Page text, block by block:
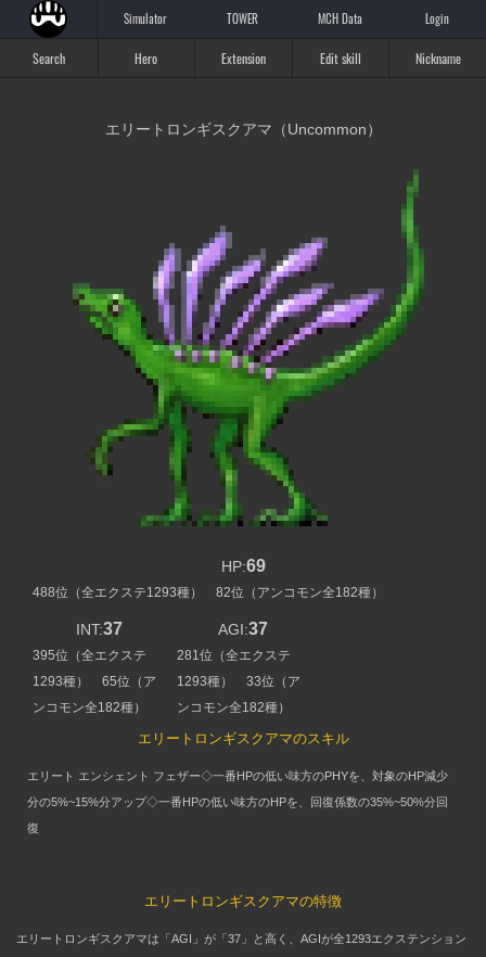
Simulator TOWER MCH Data Login
Search Hero Extension Edit skill Nickname
エリートロンギスクアマ（Uncommon）
HP:69
488位（全エクステ1293種） 82位（アンコモン全182種）
INT:37
395位（全エクステ
1293種） 65位（ア
ンコモン全182種）
AGI:37
281位（全エクステ
1293種） 33位（ア
ンコモン全182種）
エリートロンギスクアマのスキル
エリート エンシェント フェザー◇一番HPの低い味方のPHYを、対象のHP減少
分の5%~15%分アップ◇一番HPの低い味方のHPを、回復係数の35%~50%分回
復
エリートロンギスクアマの特徴
エリートロンギスクアマは「AGI」が「37」と高く、AGIが全1293エクステンション